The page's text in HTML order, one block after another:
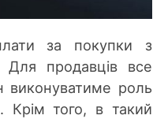
за покупки з
Для продавців все
роль
Крім того, в такий